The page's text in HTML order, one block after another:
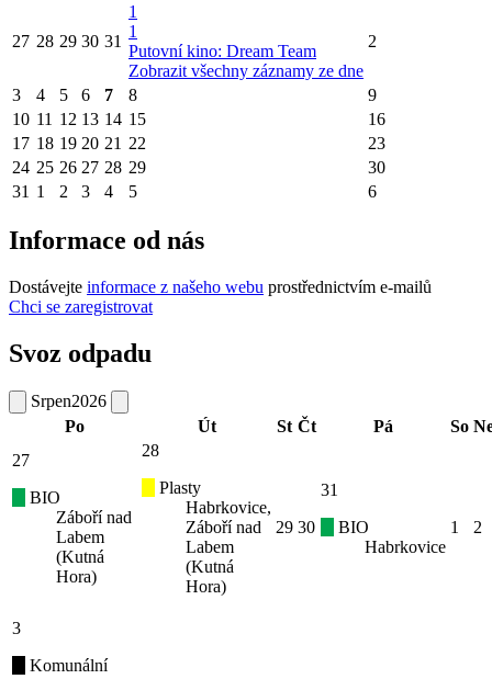
27 28 29 30 31
1
1
Putovní kino: Dream Team
Zobrazit všechny záznamy ze dne
2
3 4 5 6 7 8
9
10 11 12 13 14 15
16
17 18 19 20 21 22
23
24 25 26 27 28 29
30
31 1 2 3 4 5 6
Informace od nás
Dostávejte informace z našeho webu prostřednictvím e-mailů
Chci se zaregistrovat
Svoz odpadu
Srpen2026
Po
Út St Čt Pá So
27
BIO
Záboří nad
Labem
(Kutná
Hora)
28
Plasty
Habrkovice,
Záboří nad
Labem
(Kutná
Hora)
29 30
31
BIO
Habrkovice
1 2
3
Komunální